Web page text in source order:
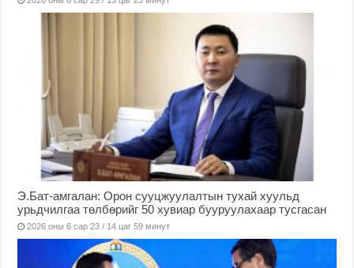
Э.Бат-амгалан: Орон сууцжуулалтын тухай хуульд
урьдчилгаа төлбөрийг 50 хувиар бууруулахаар тусгасан
2026 оны 6 сар 23 / 14 цаг 59 минут